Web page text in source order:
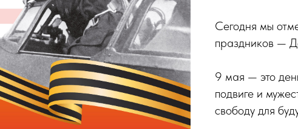
Сегодня мы
праздников —
9 мая — это
подвиге и
свободу для